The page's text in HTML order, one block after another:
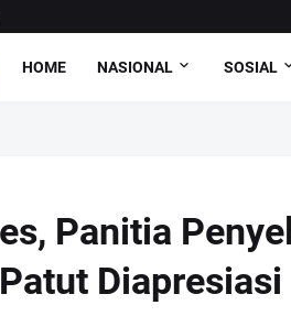
HOME NASIONAL SOSIAL
Panitia
Diapresiasi